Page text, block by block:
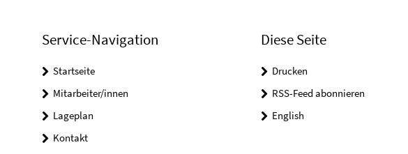
Service-Navigation
Startseite
Mitarbeiter/innen
Lageplan
Kontakt
Diese Seite
Drucken
RSS-Feed abonnieren
English